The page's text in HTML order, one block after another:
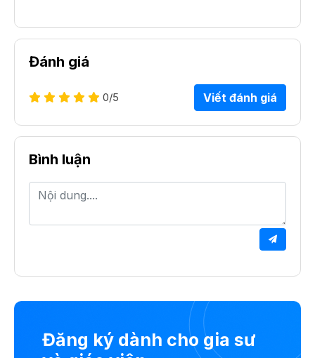
Đánh giá
0/5 Viết đánh giá
Bình luận
Đăng ký dành cho gia sư